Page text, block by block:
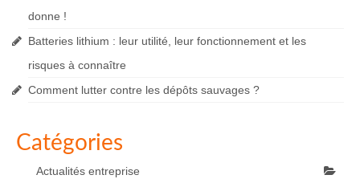
donne !
Batteries lithium : leur utilité, leur fonctionnement et les
risques à connaître
Comment lutter contre les dépôts sauvages ?
Catégories
Actualités entreprise